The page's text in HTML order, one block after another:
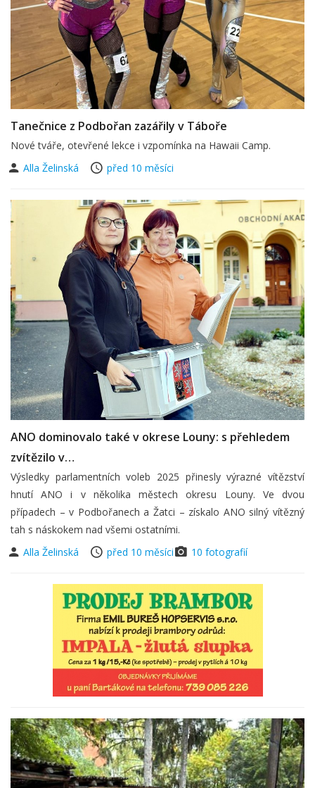
Tanečnice z Podbořan zazářily v Táboře
Nové tváře, otevřené lekce i vzpomínka na Hawaii Camp.
Alla Želinská
před 10 měsíci
ANO dominovalo také v okrese Louny: s přehledem
zvítězilo v…
Výsledky parlamentních voleb 2025 přinesly výrazné vítězství
hnutí ANO i v několika městech okresu Louny. Ve dvou
případech – v Podbořanech a Žatci – získalo ANO silný vítězný
tah s náskokem nad všemi ostatními.
Alla Želinská
před 10 měsíci 10 fotografií